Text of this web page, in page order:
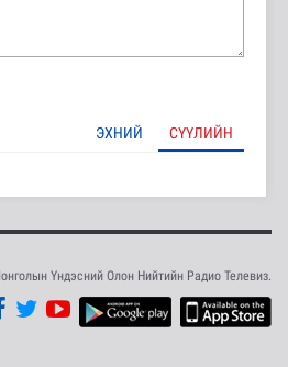
ЭХНИЙ СҮҮЛИЙН
Үндэсний Олон Нийтийн Радио Телевиз.